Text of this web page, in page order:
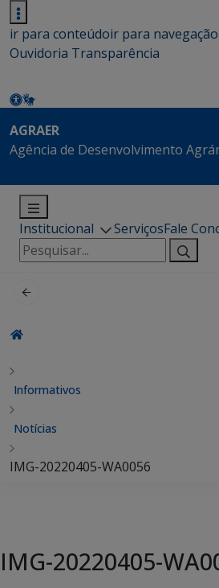
ir para conteúdoir para navegação
Ouvidoria Transparência
AGRAER
Agência de Desenvolvimento
Institucional ServiçosFale
Pesquisar
por:
Informativos
Notícias
IMG-20220405-WA0056
IMG-20220405-